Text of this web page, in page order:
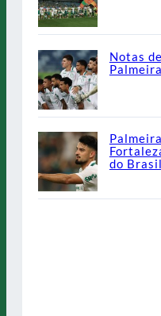
Notas
do Brasil